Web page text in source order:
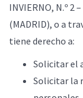
INVIERNO, N.º 2
(MADRID), o a
tiene derecho a:
Solicitar el
Solicitar la